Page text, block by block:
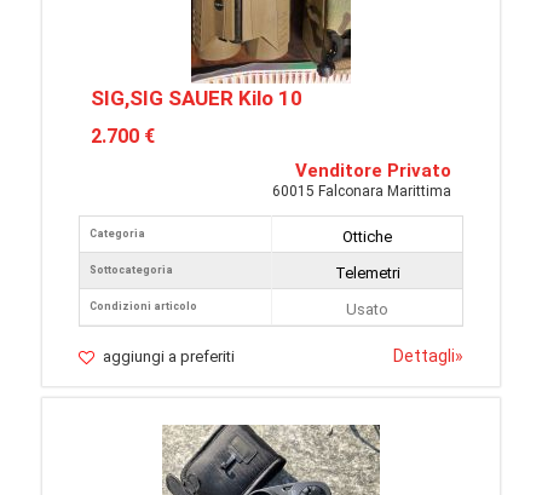
SIG,SIG SAUER Kilo 10
2.700 €
Venditore Privato
60015 Falconara Marittima
Categoria
Sottocategoria
Condizioni articolo
Ottiche
Telemetri
Usato
aggiungi a preferiti Dettagli»